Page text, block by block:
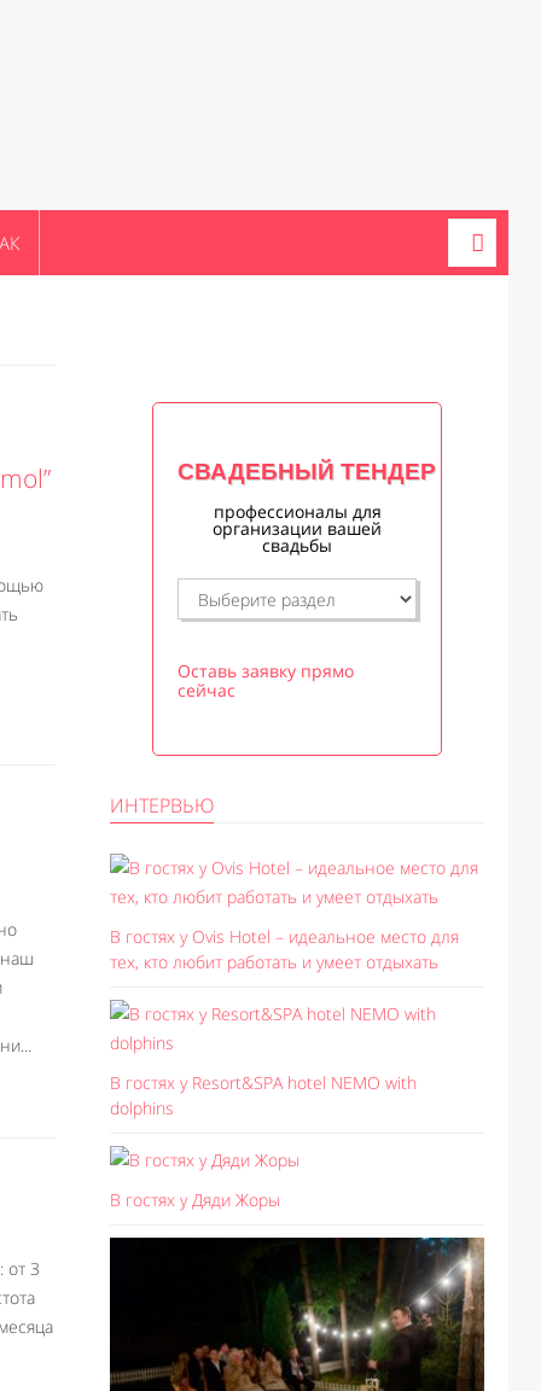
наш
от 3
СВАДЕБНЫЙ ТЕНДЕР
профессионалы для
организации вашей
свадьбы
Оставь заявку прямо
сейчас
ИНТЕРВЬЮ
В гостях у Ovis Hotel – идеальное место для
тех, кто любит работать и умеет отдыхать
В гостях у Resort&SPA hotel NEMO with
dolphins
В гостях у Дяди Жоры